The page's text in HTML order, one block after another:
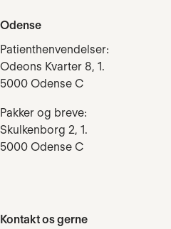
Odense
Patienthenvendelser:
Odeons Kvarter 8, 1.
5000 Odense C
Pakker og breve:
Skulkenborg 2, 1.
5000 Odense C
Kontakt os gerne